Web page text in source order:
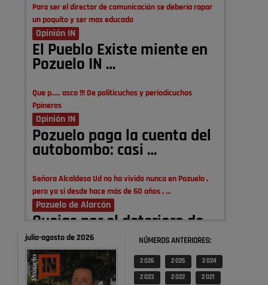
Para ser el director de comunicación se debería rapar
un poquito y ser mas educado
Opinión IN
El Pueblo Existe miente en
Pozuelo IN …
Que p..... asco !!! De politicuchos y periodicuchos
Ppineros
Opinión IN
Pozuelo paga la cuenta del
autobombo: casi …
Señora Alcaldesa Ud no ha vivido nunca en Pozuelo ,
pero yo si desde hace más de 60 años , …
Pozuelo de Alarcón
Quejas por el deterioro de
la limpieza …
A ver si es posible que haya vivienda para familias con
hijos y no solamente jóvenes que no es tan …
julio-agosto de 2026 NÚMEROS ANTERIORES:
2 026 2 025 2 024
2 023 2 022 2 021